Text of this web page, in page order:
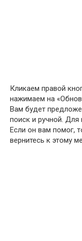
Кликаем правой
нажимаем на
Вам будет
поиск и ручной. Для
Если он вам помог,
вернитесь к этому